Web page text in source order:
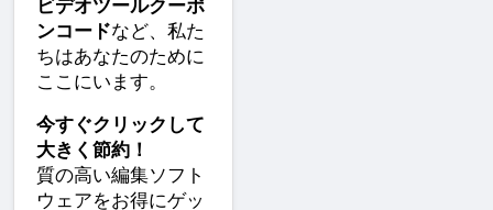
ビデオツールクーポ
ンコードなど、私た
ちはあなたのために
ここにいます。
今すぐクリックして
大きく節約！
質の高い編集ソフト
ウェアをお得にゲッ